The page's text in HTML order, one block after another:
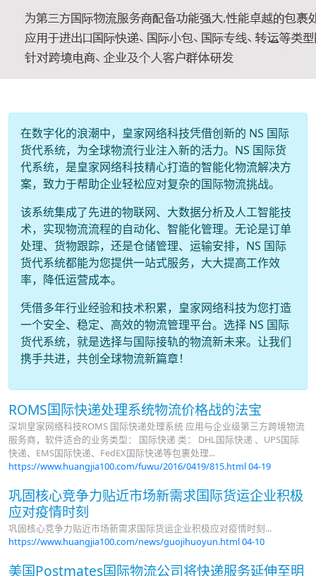
在数字化的浪潮中，皇家网络科技凭借创新的 NS 国际
货代系统，为全球物流行业注入新的活力。NS 国际货
代系统，是皇家网络科技精心打造的智能化物流解决方
案，致力于帮助企业轻松应对复杂的国际物流挑战。
该系统集成了先进的物联网、大数据分析及人工智能技
术，实现物流流程的自动化、智能化管理。无论是订单
处理、货物跟踪，还是仓储管理、运输安排，NS 国际
货代系统都能为您提供一站式服务，大大提高工作效
率，降低运营成本。
凭借多年行业经验和技术积累，皇家网络科技为您打造
一个安全、稳定、高效的物流管理平台。选择 NS 国际
货代系统，就是选择与国际接轨的物流新未来。让我们
携手共进，共创全球物流新篇章！
ROMS国际快递处理系统物流价格战的法宝
深圳皇家网络科技ROMS 国际快递处理系统 应用与企业级第三方跨境物流
服务商，软件适合的业务类型： 国际快递 类： DHL国际快递 、UPS国际
快递、EMS国际快递、FedEX国际快递等包裹处理...
https://www.huangjia100.com/fuwu/2016/0419/815.html04-19
巩固核心竞争力贴近市场新需求国际货运企业积极
应对疫情时刻
巩固核心竞争力贴近市场新需求国际货运企业积极应对疫情时刻...
https://www.huangjia100.com/news/guojihuoyun.html04-10
美国Postmates国际物流公司将快递服务延伸至明